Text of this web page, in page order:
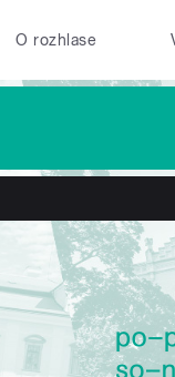
O rozhlase